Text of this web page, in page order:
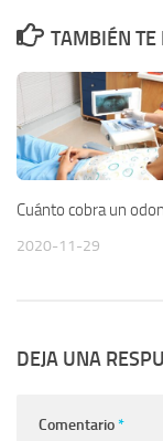
TAMBIÉN TE
Cuánto cobra un
2020-11-29
DEJA UNA
Comentario*